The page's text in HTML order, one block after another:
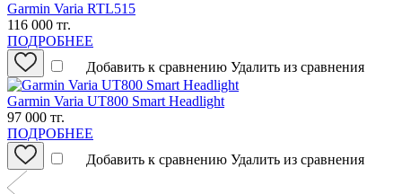
Garmin Varia RTL515
116 000 тг.
ПОДРОБНЕЕ
Добавить к сравнению Удалить из сравнения
Garmin Varia UT800 Smart Headlight
97 000 тг.
ПОДРОБНЕЕ
Добавить к сравнению Удалить из сравнения